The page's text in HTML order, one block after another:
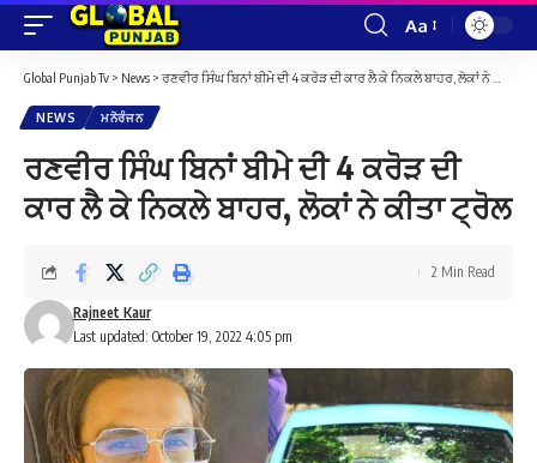
Font
Resizer
Aa
Global Punjab Tv > News > ਰਣਵੀਰ ਸਿੰਘ ਬਿਨਾਂ ਬੀਮੇ ਦੀ 4 ਕਰੋੜ ਦੀ ਕਾਰ ਲੈ ਕੇ ਨਿਕਲੇ ਬਾਹਰ, ਲੋਕਾਂ ਨੇ ਕੀਤਾ ਟ੍ਰੋਲ
NEWS ਮਨੋਰੰਜਨ
ਰਣਵੀਰ ਸਿੰਘ ਬਿਨਾਂ ਬੀਮੇ ਦੀ 4 ਕਰੋੜ ਦੀ
ਕਾਰ ਲੈ ਕੇ ਨਿਕਲੇ ਬਾਹਰ, ਲੋਕਾਂ ਨੇ ਕੀਤਾ ਟ੍ਰੋਲ
Last updated: October 19, 2022 4:05 pm
Rajneet Kaur
2 Min Read